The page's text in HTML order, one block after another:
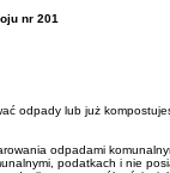
nr 201
odpady lub już
odpadami
podatkach i nie